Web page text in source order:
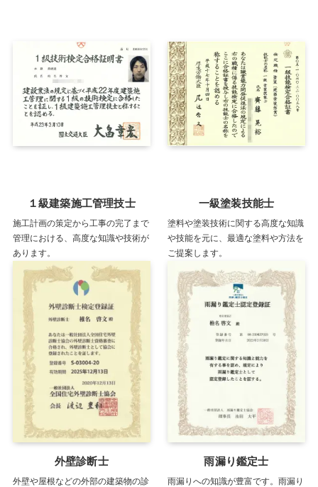
１級建築施工管理技士
施工計画の策定から工事の完了まで
管理における、高度な知識や技術が
あります。
一級塗装技能士
塗料や塗装技術に関する高度な知識
や技能を元に、最適な塗料や方法を
ご提案します。
外壁診断士
外壁や屋根などの外部の建築物の診
雨漏り鑑定士
雨漏りへの知識が豊富です。雨漏り